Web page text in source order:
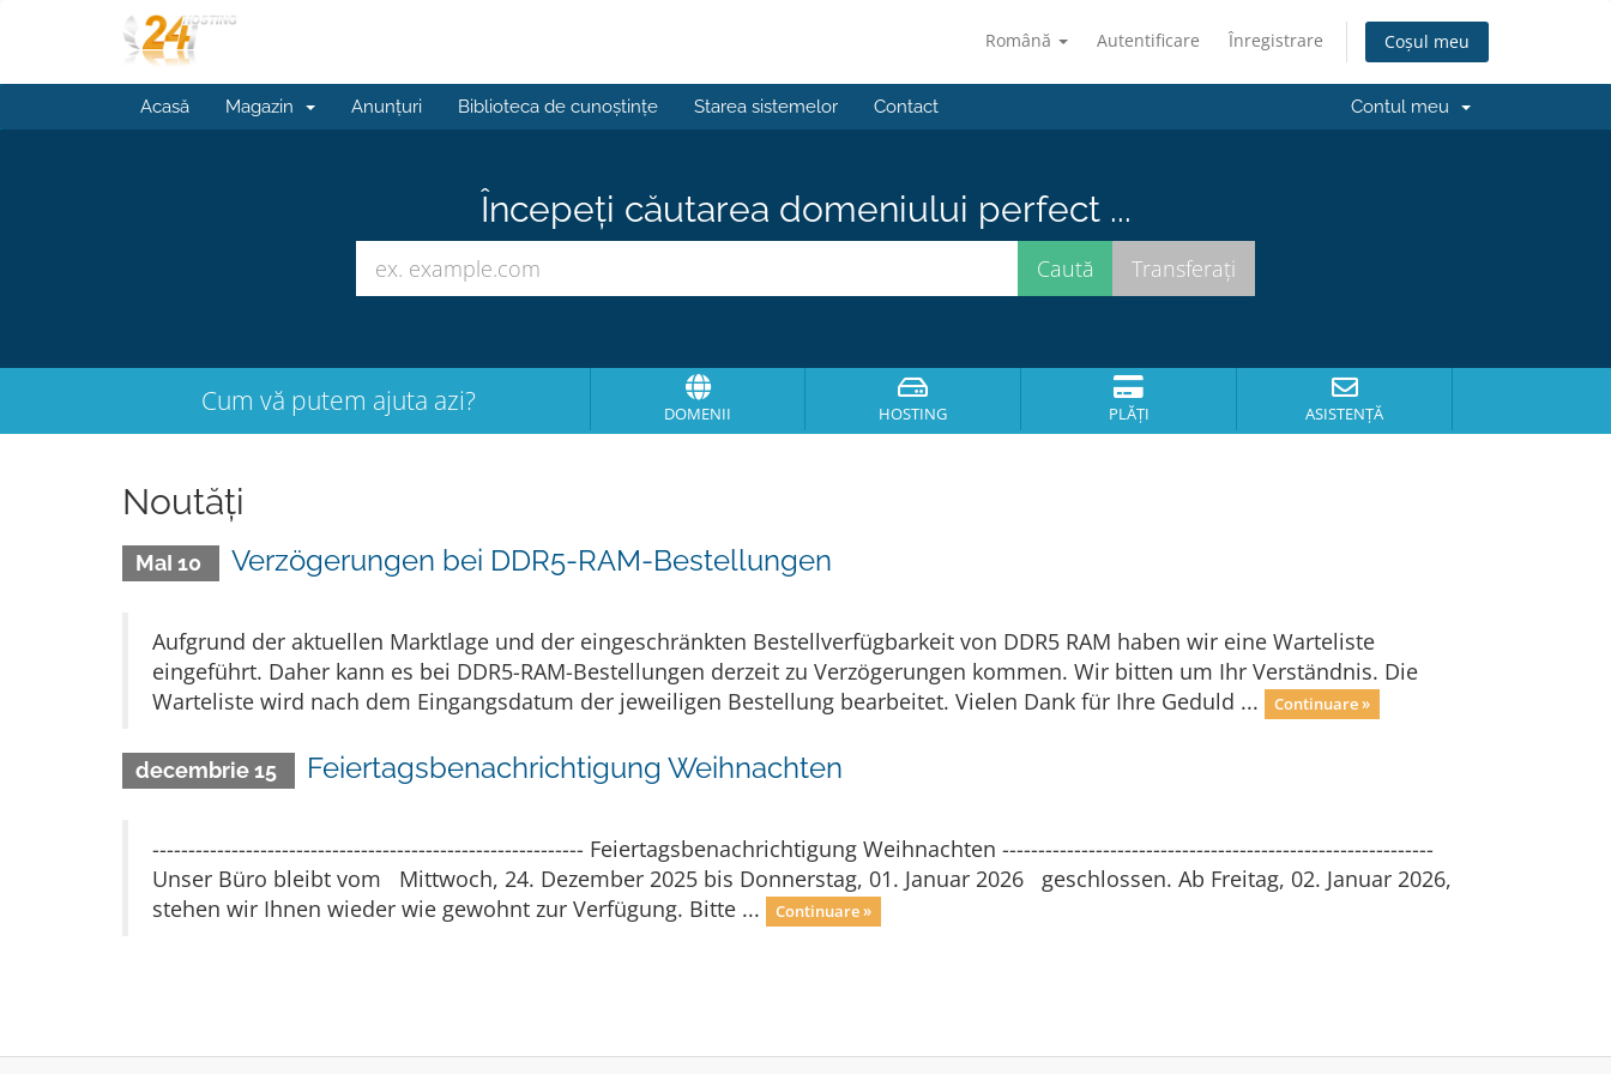
Română Autentificare Înregistrare Coșul meu
Acasă Magazin Anunțuri Biblioteca de cunoștințe Starea sistemelor Contact Contul meu
Începeți căutarea domeniului perfect ...
Cum vă putem ajuta azi? DOMENII HOSTING PLĂȚI ASISTENȚĂ
Noutăți
MaI 10 Verzögerungen bei DDR5-RAM-Bestellungen
Aufgrund der aktuellen Marktlage und der eingeschränkten Bestellverfügbarkeit von DDR5 RAM haben wir eine Warteliste
eingeführt. Daher kann es bei DDR5-RAM-Bestellungen derzeit zu Verzögerungen kommen. Wir bitten um Ihr Verständnis. Die
Warteliste wird nach dem Eingangsdatum der jeweiligen Bestellung bearbeitet. Vielen Dank für Ihre Geduld ...
Continuare »
decembrie 15 Feiertagsbenachrichtigung Weihnachten
------------------------------------------------------------ Feiertagsbenachrichtigung Weihnachten ------------------------------------------------------------
Unser Büro bleibt vom Mittwoch, 24. Dezember 2025 bis Donnerstag, 01. Januar 2026 geschlossen. Ab Freitag, 02. Januar 2026,
stehen wir Ihnen wieder wie gewohnt zur Verfügung. Bitte ...
Continuare »